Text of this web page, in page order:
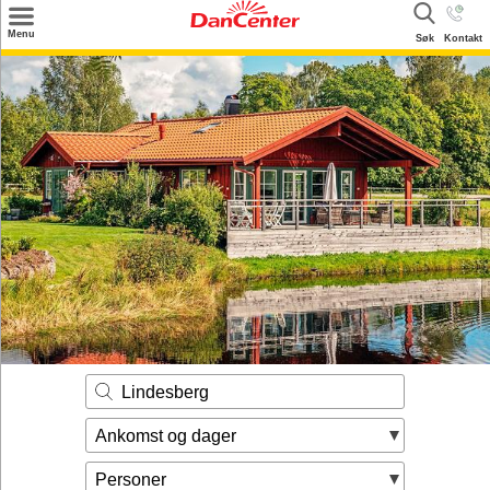
Menu Kontakt
Søk
Søk
Tilbud
Inspirasjon
Info
Service
Kontakt
Eier login
Lindesberg
Ankomst og dager
Personer